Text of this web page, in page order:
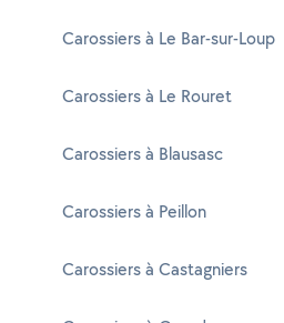
Carossiers à Le Bar-sur-Loup
Carossiers à Le Rouret
Carossiers à Blausasc
Carossiers à Peillon
Carossiers à Castagniers